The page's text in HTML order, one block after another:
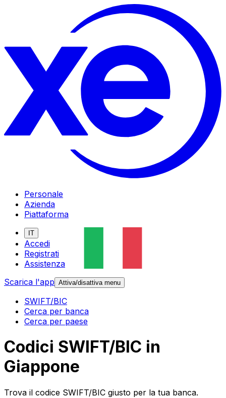
Personale
Azienda
Piattaforma
IT
Accedi
Registrati
Assistenza
Scarica l'app Attiva/disattiva menu
SWIFT/BIC
Cerca per banca
Cerca per paese
Codici SWIFT/BIC in
Giappone
Trova il codice SWIFT/BIC giusto per la tua banca.